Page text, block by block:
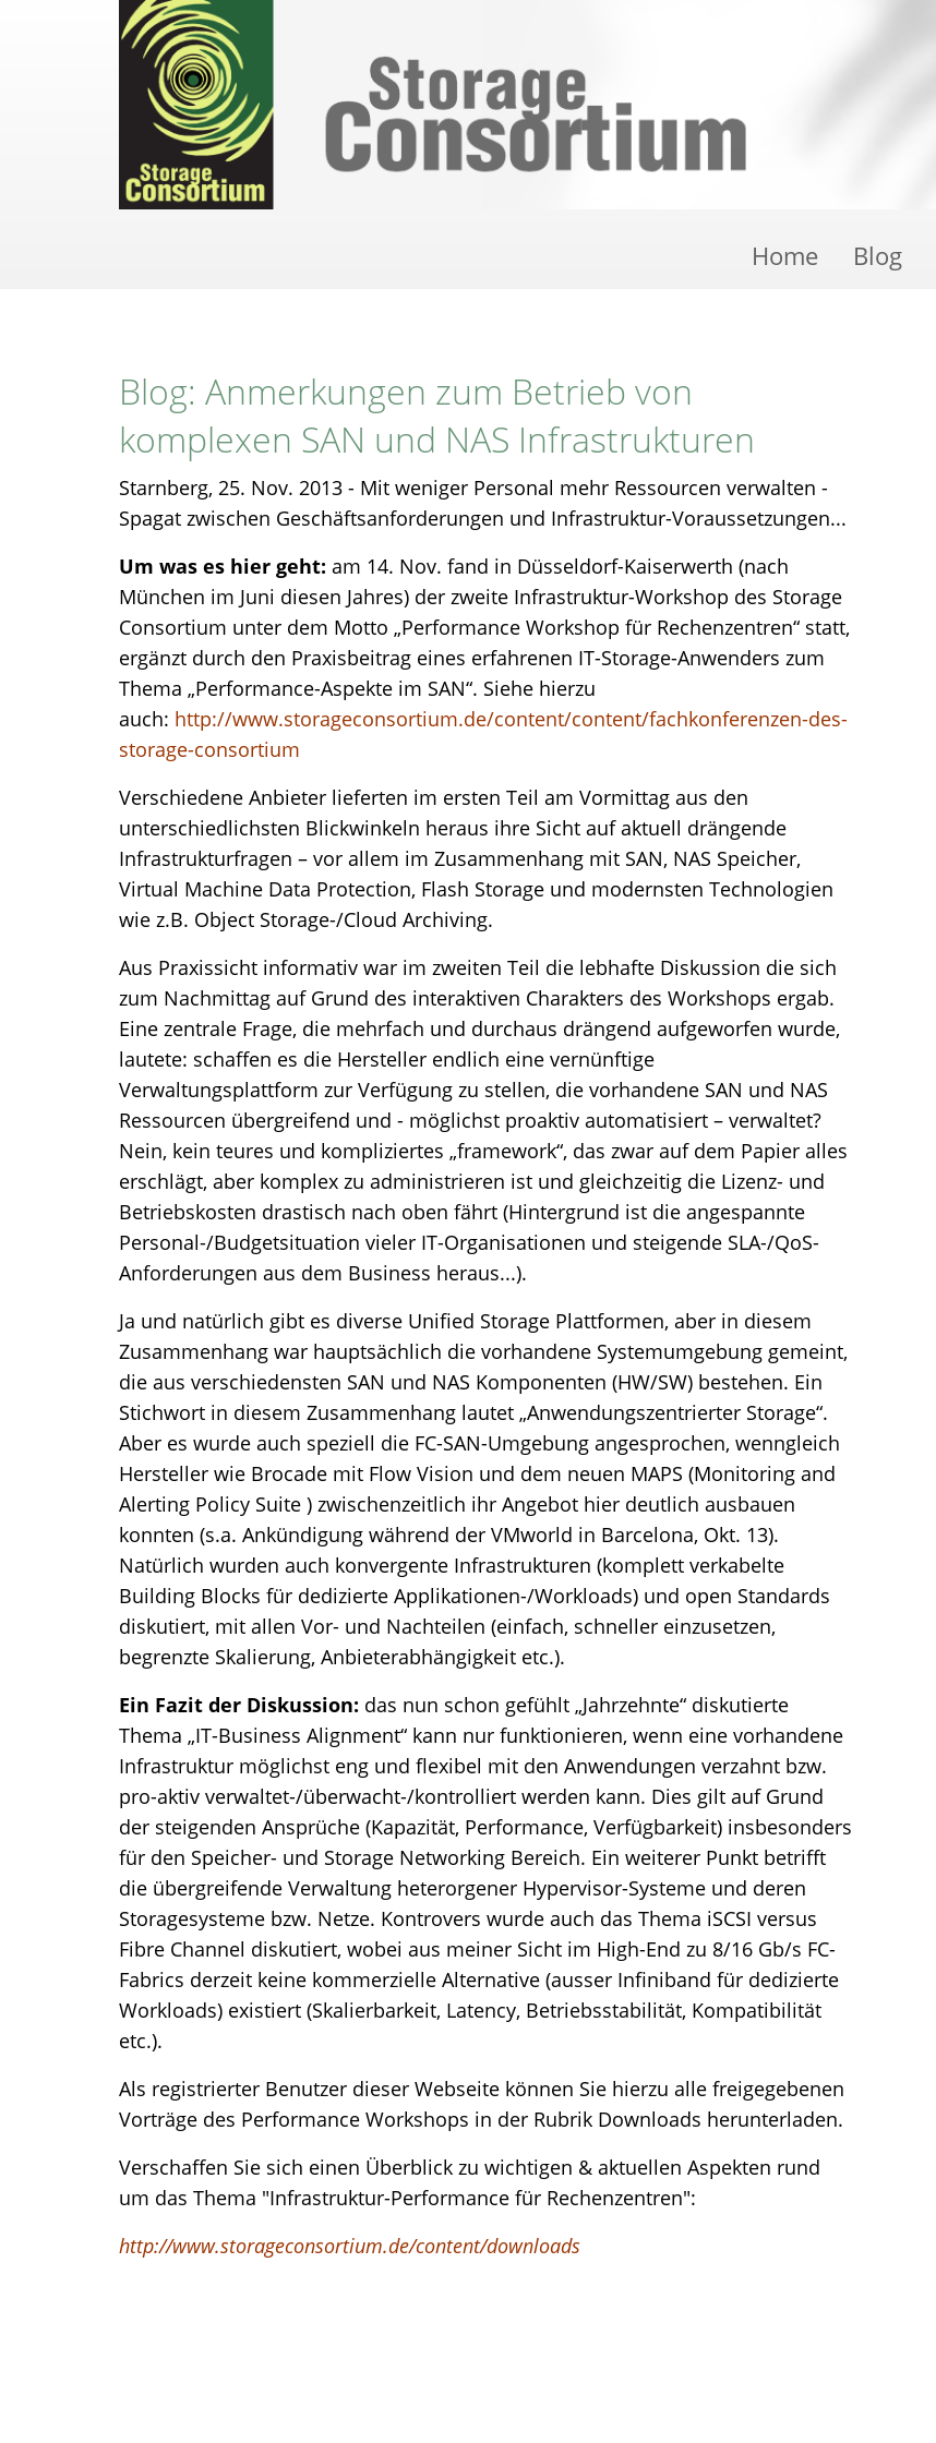
Home Blog
Blog: Anmerkungen zum Betrieb von
komplexen SAN und NAS Infrastrukturen
Starnberg, 25. Nov. 2013 - Mit weniger Personal mehr Ressourcen verwalten -
Spagat zwischen Geschäftsanforderungen und Infrastruktur-Voraussetzungen...
Um was es hier geht: am 14. Nov. fand in Düsseldorf-Kaiserwerth (nach
München im Juni diesen Jahres) der zweite Infrastruktur-Workshop des Storage
Consortium unter dem Motto „Performance Workshop für Rechenzentren“ statt,
ergänzt durch den Praxisbeitrag eines erfahrenen IT-Storage-Anwenders zum
Thema „Performance-Aspekte im SAN“. Siehe hierzu
auch: http://www.storageconsortium.de/content/content/fachkonferenzen-des-
storage-consortium
Verschiedene Anbieter lieferten im ersten Teil am Vormittag aus den
unterschiedlichsten Blickwinkeln heraus ihre Sicht auf aktuell drängende
Infrastrukturfragen – vor allem im Zusammenhang mit SAN, NAS Speicher,
Virtual Machine Data Protection, Flash Storage und modernsten Technologien
wie z.B. Object Storage-/Cloud Archiving.
Aus Praxissicht informativ war im zweiten Teil die lebhafte Diskussion die sich
zum Nachmittag auf Grund des interaktiven Charakters des Workshops ergab.
Eine zentrale Frage, die mehrfach und durchaus drängend aufgeworfen wurde,
lautete: schaffen es die Hersteller endlich eine vernünftige
Verwaltungsplattform zur Verfügung zu stellen, die vorhandene SAN und NAS
Ressourcen übergreifend und - möglichst proaktiv automatisiert – verwaltet?
Nein, kein teures und kompliziertes „framework“, das zwar auf dem Papier alles
erschlägt, aber komplex zu administrieren ist und gleichzeitig die Lizenz- und
Betriebskosten drastisch nach oben fährt (Hintergrund ist die angespannte
Personal-/Budgetsituation vieler IT-Organisationen und steigende SLA-/QoS-
Anforderungen aus dem Business heraus...).
Ja und natürlich gibt es diverse Unified Storage Plattformen, aber in diesem
Zusammenhang war hauptsächlich die vorhandene Systemumgebung gemeint,
die aus verschiedensten SAN und NAS Komponenten (HW/SW) bestehen. Ein
Stichwort in diesem Zusammenhang lautet „Anwendungszentrierter Storage“.
Aber es wurde auch speziell die FC-SAN-Umgebung angesprochen, wenngleich
Hersteller wie Brocade mit Flow Vision und dem neuen MAPS (Monitoring and
Alerting Policy Suite ) zwischenzeitlich ihr Angebot hier deutlich ausbauen
konnten (s.a. Ankündigung während der VMworld in Barcelona, Okt. 13).
Natürlich wurden auch konvergente Infrastrukturen (komplett verkabelte
Building Blocks für dedizierte Applikationen-/Workloads) und open Standards
diskutiert, mit allen Vor- und Nachteilen (einfach, schneller einzusetzen,
begrenzte Skalierung, Anbieterabhängigkeit etc.).
Ein Fazit der Diskussion: das nun schon gefühlt „Jahrzehnte“ diskutierte
Thema „IT-Business Alignment“ kann nur funktionieren, wenn eine vorhandene
Infrastruktur möglichst eng und flexibel mit den Anwendungen verzahnt bzw.
pro-aktiv verwaltet-/überwacht-/kontrolliert werden kann. Dies gilt auf Grund
der steigenden Ansprüche (Kapazität, Performance, Verfügbarkeit) insbesonders
für den Speicher- und Storage Networking Bereich. Ein weiterer Punkt betrifft
die übergreifende Verwaltung heterorgener Hypervisor-Systeme und deren
Storagesysteme bzw. Netze. Kontrovers wurde auch das Thema iSCSI versus
Fibre Channel diskutiert, wobei aus meiner Sicht im High-End zu 8/16 Gb/s FC-
Fabrics derzeit keine kommerzielle Alternative (ausser Infiniband für dedizierte
Workloads) existiert (Skalierbarkeit, Latency, Betriebsstabilität, Kompatibilität
etc.).
Als registrierter Benutzer dieser Webseite können Sie hierzu alle freigegebenen
Vorträge des Performance Workshops in der Rubrik Downloads herunterladen.
Verschaffen Sie sich einen Überblick zu wichtigen & aktuellen Aspekten rund
um das Thema "Infrastruktur-Performance für Rechenzentren":
http://www.storageconsortium.de/content/downloads